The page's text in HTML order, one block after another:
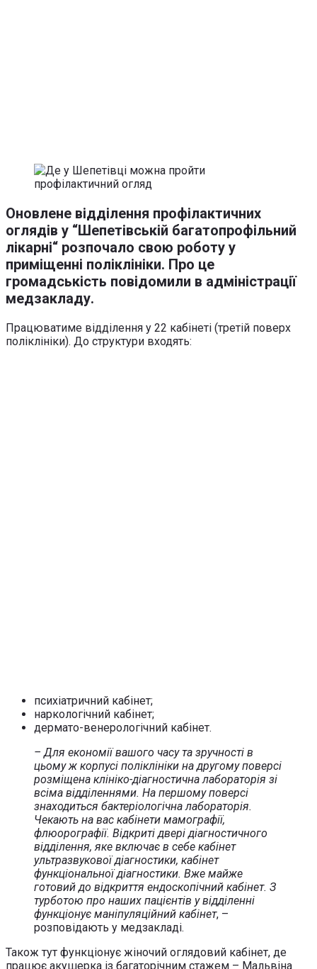
Оновлене відділення профілактичних
оглядів у “Шепетівській багатопрофільний
лікарні“ розпочало свою роботу у
приміщенні поліклініки. Про це
громадськість повідомили в адміністрації
медзакладу.
Працюватиме відділення у 22 кабінеті (третій поверх
поліклініки). До структури входять:
психіатричний кабінет;
наркологічний кабінет;
дермато-венерологічний кабінет.
– Для економії вашого часу та зручності в
цьому ж корпусі поліклініки на другому поверсі
розміщена клініко-діагностична лабораторія зі
всіма відділеннями. На першому поверсі
знаходиться бактеріологічна лабораторія.
Чекають на вас кабінети мамографії,
флюорографії. Відкриті двері діагностичного
відділення, яке включає в себе кабінет
ультразвукової діагностики, кабінет
функціональної діагностики. Вже майже
готовий до відкриття ендоскопічний кабінет. З
турботою про наших пацієнтів у відділенні
функціонує маніпуляційний кабінет, –
розповідають у медзакладі.
Також тут функціонує жіночий оглядовий кабінет, де
працює акушерка із багаторічним стажем – Мальвіна